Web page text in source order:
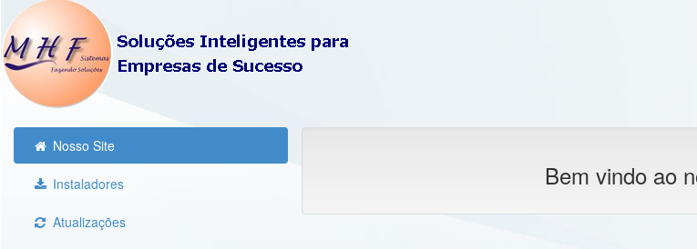
Nosso Site
Instaladores
Atualizações
Bem vindo ao